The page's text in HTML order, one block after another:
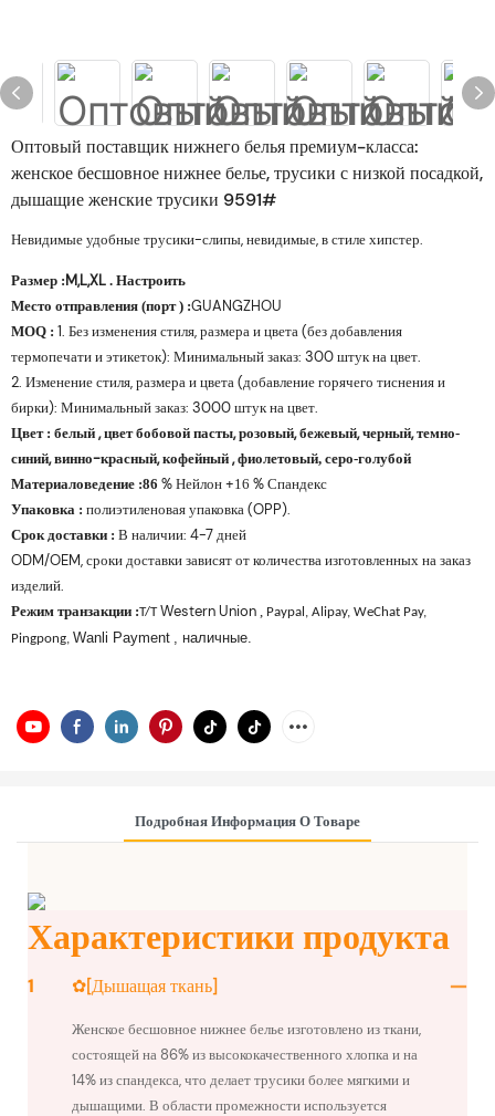
Оптовый поставщик нижнего белья премиум-класса:
женское бесшовное нижнее белье, трусики с низкой посадкой,
дышащие женские трусики 9591#
Невидимые удобные трусики-слипы, невидимые, в стиле хипстер.
Размер :M,L,XL . Настроить
Место отправления (порт ) :GUANGZHOU
MOQ : 1. Без изменения стиля, размера и цвета (без добавления
термопечати и этикеток): Минимальный заказ: 300 штук на цвет.
2. Изменение стиля, размера и цвета (добавление горячего тиснения и
бирки): Минимальный заказ: 3000 штук на цвет.
Цвет : белый , цвет бобовой пасты, розовый, бежевый, черный, темно-
синий, винно-красный, кофейный , фиолетовый, серо-голубой
Материаловедение :86 % Нейлон +16 % Спандекс
Упаковка : полиэтиленовая упаковка (OPP).
Срок доставки : В наличии: 4-7 дней
ODM/OEM, сроки доставки зависят от количества изготовленных на заказ
изделий.
Режим транзакции :T/TWestern Union , Paypal, Alipay, WeChat Pay,
Pingpong, Wanli Payment , наличные.
Подробная Информация О Товаре
Характеристики продукта
1 ✿[Дышащая ткань]
Женское бесшовное нижнее белье изготовлено из ткани,
состоящей на 86% из высококачественного хлопка и на
14% из спандекса, что делает трусики более мягкими и
дышащими. В области промежности используется